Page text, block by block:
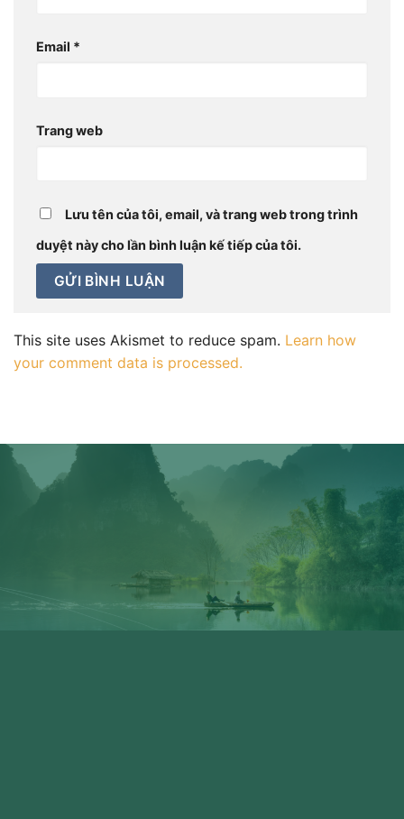
Email *
Trang web
Lưu tên của tôi, email, và trang web trong trình
duyệt này cho lần bình luận kế tiếp của tôi.
This site uses Akismet to reduce spam. Learn how
your comment data is processed.